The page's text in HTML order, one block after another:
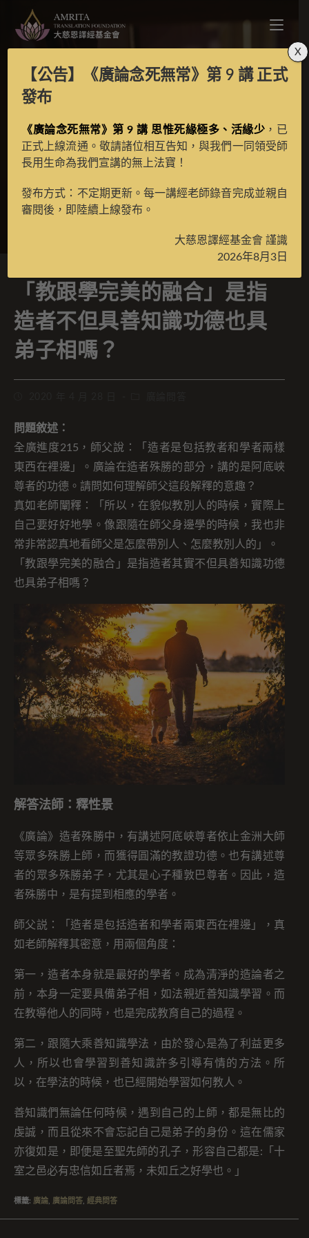
「教跟學完美的融合」
是指造者不但具善知識
功德也具弟子相嗎？
> 經典問答
「教跟學完美的融合」是指
造者不但具善知識功德也具
弟子相嗎？
問題敘述：
全廣進度215，師父說：「造者是包括教者和學者兩樣
東西在裡邊」。廣論在造者殊勝的部分，講的是阿底峽
尊者的功德。請問如何理解師父這段解釋的意趣？
真如老師闡釋：「所以，在貌似教別人的時候，實際上
自己要好好地學。像跟隨在師父身邊學的時候，我也非
常非常認真地看師父是怎麼帶別人、怎麼教別人的」。
「教跟學完美的融合」是指造者其實不但具善知識功德
也具弟子相嗎？
解答法師：釋性景
《廣論》造者殊勝中，有講述阿底峽尊者依止金洲大師
等眾多殊勝上師，而獲得圓滿的教證功德。也有講述尊
者的眾多殊勝弟子，尤其是心子種敦巴尊者。因此，造
者殊勝中，是有提到相應的學者。
師父説：「造者是包括造者和學者兩東西在裡邊」，真
如老師解釋其密意，用兩個角度：
第一，造者本身就是最好的學者。成為清淨的造論者之
前，本身一定要具備弟子相，如法親近善知識學習。而
在教導他人的同時，也是完成教育自己的過程。
第二，跟隨大乘善知識學法，由於發心是為了利益更多
人，所以也會學習到善知識許多引導有情的方法。所
以，在學法的時候，也已經開始學習如何教人。
善知識們無論任何時候，遇到自己的上師，都是無比的
虔誠，而且從來不會忘記自己是弟子的身份。這在儒家
亦復如是，即便是至聖先師的孔子，形容自己都是:「十
室之邑必有忠信如丘者焉，未如丘之好學也。」
標籤: 廣論 廣論問答 經典問答
【公告】 《廣論念死無常》第 9 講正式
發布
《廣論念死無常》第 9 講 思惟死緣極多、活緣少 ，已
正式上線流通。敬請諸位相互告知，與我們一同領受師
長用生命為我們宣講的無上法寶！
發布方式：不定期更新。每一講經老師錄音完成並親自
審閱後，即陸續上線發布。
大慈恩譯經基金會 謹識
2026年8月3日
X